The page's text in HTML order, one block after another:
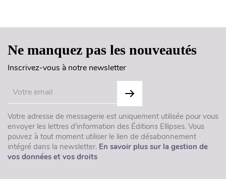
Ne manquez pas les nouveautés
Inscrivez-vous à notre newsletter
Votre adresse de messagerie est uniquement utilisée pour vous
envoyer les lettres d'information des Éditions Ellipses. Vous
pouvez à tout moment utiliser le lien de désabonnement
intégré dans la newsletter. En savoir plus sur la gestion de
vos données et vos droits